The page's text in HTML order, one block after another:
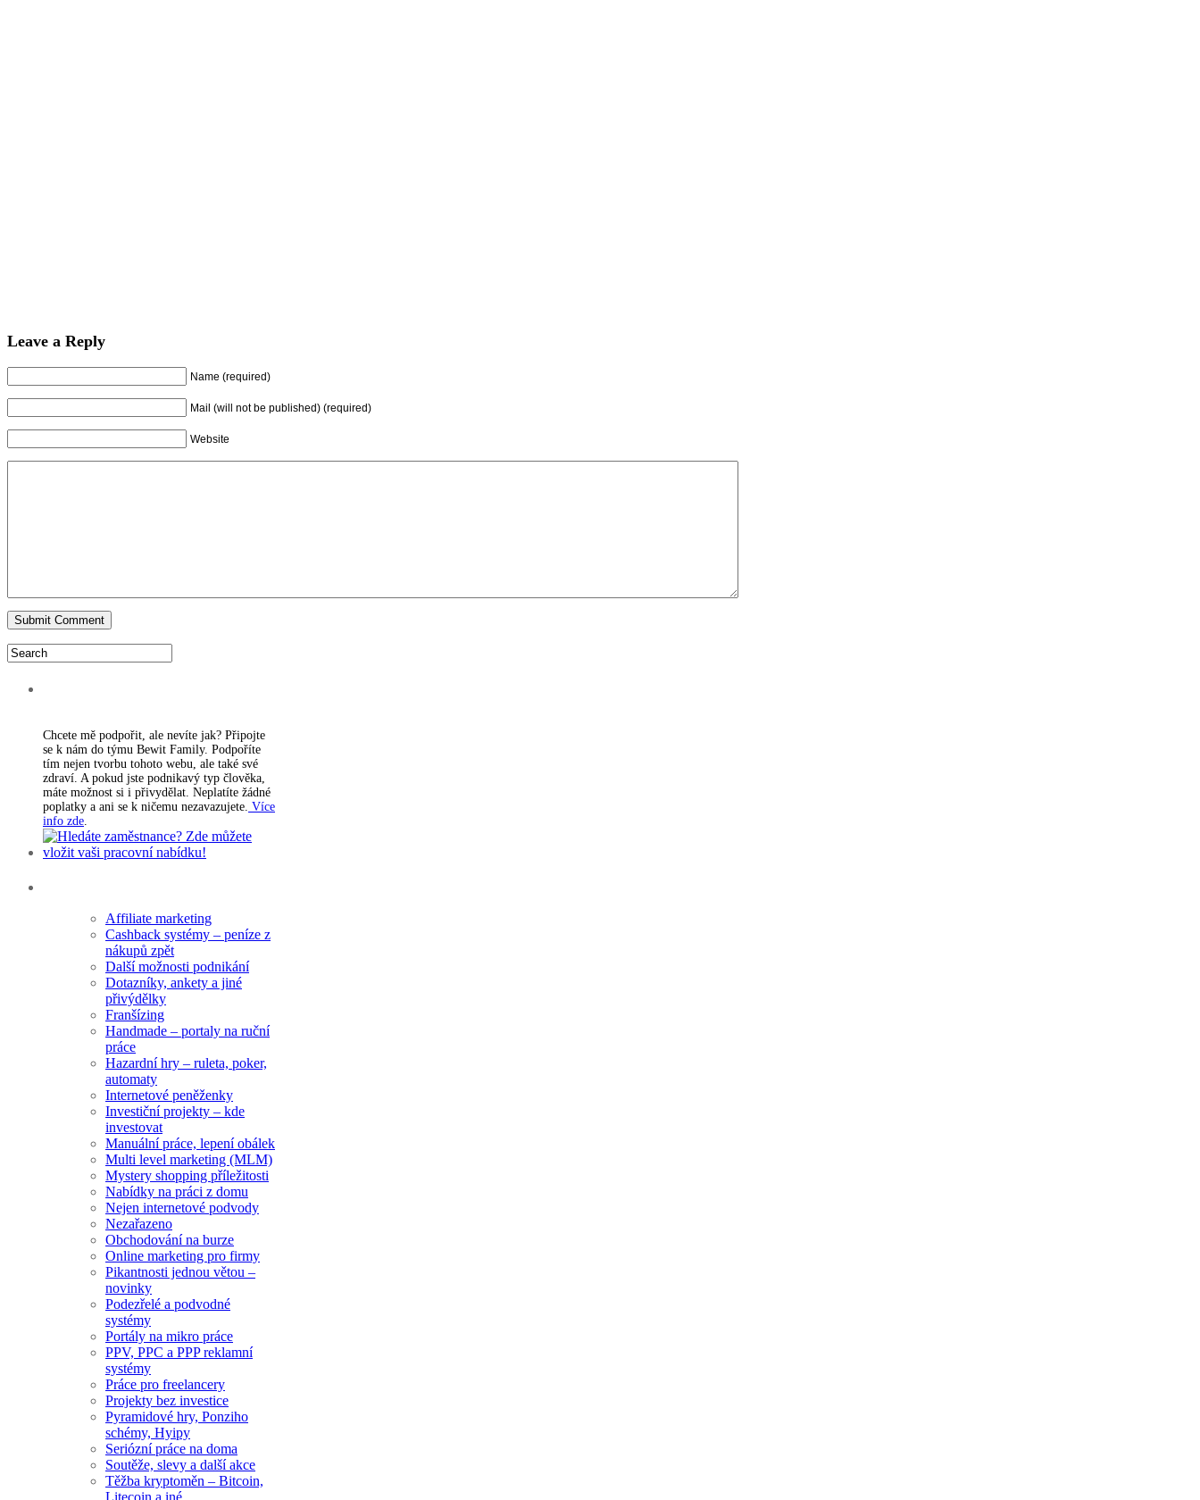
Leave a Reply
Name (required)
Mail (will not be published) (required)
Website
Chcete mě podpořit, ale nevíte jak? Připojte
se k nám do týmu Bewit Family. Podpoříte
tím nejen tvorbu tohoto webu, ale také své
zdraví. A pokud jste podnikavý typ člověka,
máte možnost si i přivydělat. Neplatíte žádné
poplatky a ani se k ničemu nezavazujete. Více
info zde.
Affiliate marketing
Cashback systémy – peníze z
nákupů zpět
Další možnosti podnikání
Dotazníky, ankety a jiné
přivýdělky
Franšízing
Handmade – portaly na ruční
práce
Hazardní hry – ruleta, poker,
automaty
Internetové peněženky
Investiční projekty – kde
investovat
Manuální práce, lepení obálek
Multi level marketing (MLM)
Mystery shopping příležitosti
Nabídky na práci z domu
Nejen internetové podvody
Nezařazeno
Obchodování na burze
Online marketing pro firmy
Pikantnosti jednou větou –
novinky
Podezřelé a podvodné
systémy
Portály na mikro práce
PPV, PPC a PPP reklamní
systémy
Práce pro freelancery
Projekty bez investice
Pyramidové hry, Ponziho
schémy, Hyipy
Seriózní práce na doma
Soutěže, slevy a další akce
Těžba kryptoměn – Bitcoin,